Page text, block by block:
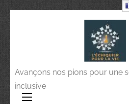
Avançons nos pions pour une
inclusive